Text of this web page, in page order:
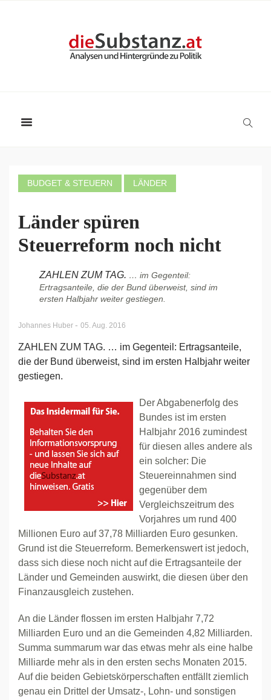
BUDGET & STEUERN LÄNDER
Länder spüren
Steuerreform noch nicht
ZAHLEN ZUM TAG. … im Gegenteil:
Ertragsanteile, die der Bund überweist, sind im
ersten Halbjahr weiter gestiegen.
Johannes Huber - 05. Aug. 2016
ZAHLEN ZUM TAG. … im Gegenteil: Ertragsanteile,
die der Bund überweist, sind im ersten Halbjahr weiter
gestiegen.
Der Abgabenerfolg des
Bundes ist im ersten
Halbjahr 2016 zumindest
für diesen alles andere als
ein solcher: Die
Steuereinnahmen sind
gegenüber dem
Vergleichszeitrum des
Vorjahres um rund 400
Millionen Euro auf 37,78 Milliarden Euro gesunken.
Grund ist die Steuerreform. Bemerkenswert ist jedoch,
dass sich diese noch nicht auf die Ertragsanteile der
Länder und Gemeinden auswirkt, die diesen über den
Finanzausgleich zustehen.
An die Länder flossen im ersten Halbjahr 7,72
Milliarden Euro und an die Gemeinden 4,82 Milliarden.
Summa summarum war das etwas mehr als eine halbe
Milliarde mehr als in den ersten sechs Monaten 2015.
Auf die beiden Gebietskörperschaften entfällt ziemlich
genau ein Drittel der Umsatz-, Lohn- und sonstigen